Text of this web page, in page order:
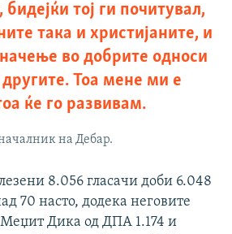
тој ги почитувал,
така и христијаните, и
во добрите односи
Тоа мене ми е
ќе го развивам.
на Дебар.
8.056 гласачи доби 6.048
70 насто, додека неговите
Дика од ДПА 1.174 и